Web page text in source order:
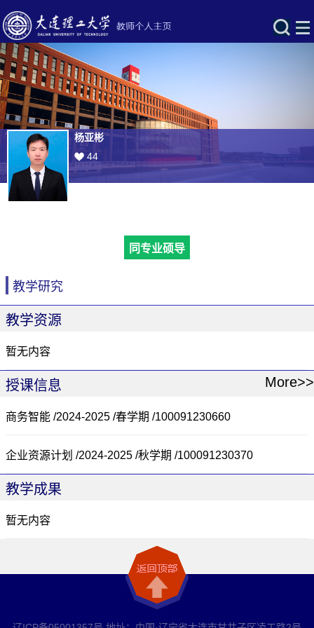
杨亚彬
44
同专业硕导
教学研究
教学资源
暂无内容
授课信息 More>>
商务智能 /2024-2025 /春学期 /100091230660
企业资源计划 /2024-2025 /秋学期 /100091230370
教学成果
暂无内容